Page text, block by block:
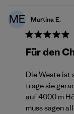
ME Martina E.
Für den
Die Weste ist
trage sie
auf 4000 m
muss sagen